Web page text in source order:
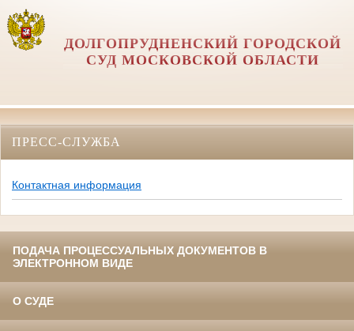
ДОЛГОПРУДНЕНСКИЙ ГОРОДСКОЙ
СУД МОСКОВСКОЙ ОБЛАСТИ
ПРЕСС-СЛУЖБА
Контактная информация
ПОДАЧА ПРОЦЕССУАЛЬНЫХ ДОКУМЕНТОВ В
ЭЛЕКТРОННОМ ВИДЕ
О СУДЕ